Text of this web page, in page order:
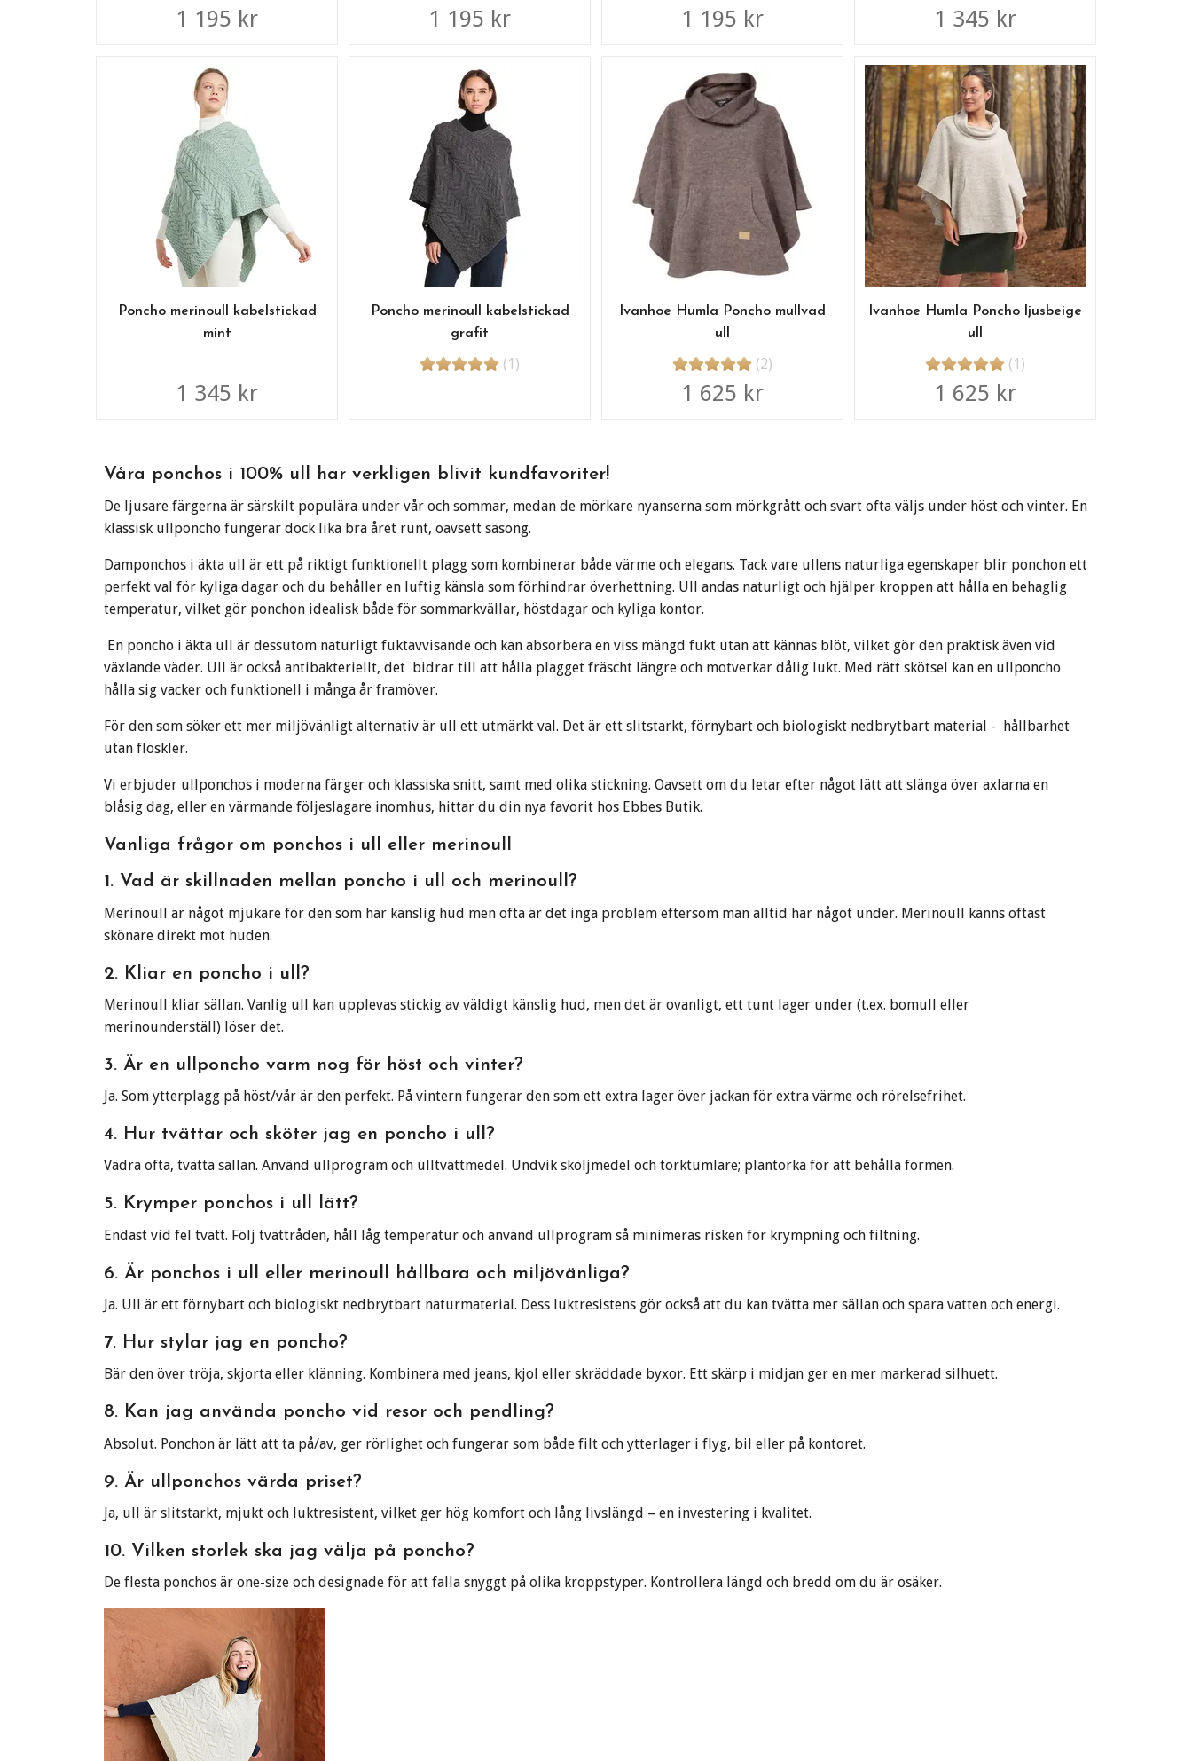
1 195 kr 1 195 kr 1 195 kr 1 345 kr
Poncho merinoull kabelstickad
mint
1 345 kr
Poncho merinoull kabelstickad
grafit
(1)
Ivanhoe Humla Poncho mullvad
ull
(2)
1 625 kr
Ivanhoe Humla Poncho ljusbeige
ull
(1)
1 625 kr
Våra ponchos i 100% ull har verkligen blivit kundfavoriter!
De ljusare färgerna är särskilt populära under vår och sommar, medan de mörkare nyanserna som mörkgrått och svart ofta väljs under höst och vinter. En
klassisk ullponcho fungerar dock lika bra året runt, oavsett säsong.
Damponchos i äkta ull är ett på riktigt funktionellt plagg som kombinerar både värme och elegans. Tack vare ullens naturliga egenskaper blir ponchon ett
perfekt val för kyliga dagar och du behåller en luftig känsla som förhindrar överhettning. Ull andas naturligt och hjälper kroppen att hålla en behaglig
temperatur, vilket gör ponchon idealisk både för sommarkvällar, höstdagar och kyliga kontor.
En poncho i äkta ull är dessutom naturligt fuktavvisande och kan absorbera en viss mängd fukt utan att kännas blöt, vilket gör den praktisk även vid
växlande väder. Ull är också antibakteriellt, det bidrar till att hålla plagget fräscht längre och motverkar dålig lukt. Med rätt skötsel kan en ullponcho
hålla sig vacker och funktionell i många år framöver.
För den som söker ett mer miljövänligt alternativ är ull ett utmärkt val. Det är ett slitstarkt, förnybart och biologiskt nedbrytbart material - hållbarhet
utan floskler.
Vi erbjuder ullponchos i moderna färger och klassiska snitt, samt med olika stickning. Oavsett om du letar efter något lätt att slänga över axlarna en
blåsig dag, eller en värmande följeslagare inomhus, hittar du din nya favorit hos Ebbes Butik.
Vanliga frågor om ponchos i ull eller merinoull
1. Vad är skillnaden mellan poncho i ull och merinoull?
Merinoull är något mjukare för den som har känslig hud men ofta är det inga problem eftersom man alltid har något under. Merinoull känns oftast
skönare direkt mot huden.
2. Kliar en poncho i ull?
Merinoull kliar sällan. Vanlig ull kan upplevas stickig av väldigt känslig hud, men det är ovanligt, ett tunt lager under (t.ex. bomull eller
merinounderställ) löser det.
3. Är en ullponcho varm nog för höst och vinter?
Ja. Som ytterplagg på höst/vår är den perfekt. På vintern fungerar den som ett extra lager över jackan för extra värme och rörelsefrihet.
4. Hur tvättar och sköter jag en poncho i ull?
Vädra ofta, tvätta sällan. Använd ullprogram och ulltvättmedel. Undvik sköljmedel och torktumlare; plantorka för att behålla formen.
5. Krymper ponchos i ull lätt?
Endast vid fel tvätt. Följ tvättråden, håll låg temperatur och använd ullprogram så minimeras risken för krympning och filtning.
6. Är ponchos i ull eller merinoull hållbara och miljövänliga?
Ja. Ull är ett förnybart och biologiskt nedbrytbart naturmaterial. Dess luktresistens gör också att du kan tvätta mer sällan och spara vatten och energi.
7. Hur stylar jag en poncho?
Bär den över tröja, skjorta eller klänning. Kombinera med jeans, kjol eller skräddade byxor. Ett skärp i midjan ger en mer markerad silhuett.
8. Kan jag använda poncho vid resor och pendling?
Absolut. Ponchon är lätt att ta på/av, ger rörlighet och fungerar som både filt och ytterlager i flyg, bil eller på kontoret.
9. Är ullponchos värda priset?
Ja, ull är slitstarkt, mjukt och luktresistent, vilket ger hög komfort och lång livslängd – en investering i kvalitet.
10. Vilken storlek ska jag välja på poncho?
De flesta ponchos är one-size och designade för att falla snyggt på olika kroppstyper. Kontrollera längd och bredd om du är osäker.